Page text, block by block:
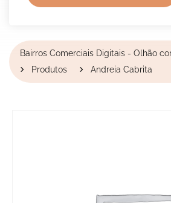
Bairros Comerciais Digitais - Olhão
Produtos
Andreia Cabrita